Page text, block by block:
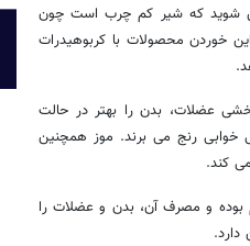
شوید که شیر کم چرب است چون
خوردن محصولات با کربوهیدرات
عضلات، بدن را بهتر در حالت
خوابی رنج می برند. موز همچنین
کند.
بوده و مصرف آن، بدن و عضلات را